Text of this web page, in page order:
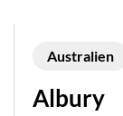
Australien
Albury